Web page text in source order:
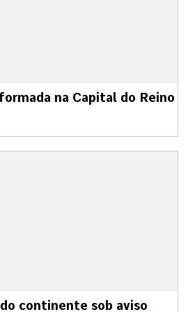
na Capital do Reino
continente sob aviso